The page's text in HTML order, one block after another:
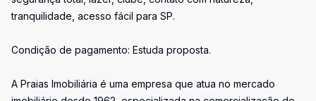
tranquilidade, acesso fácil para SP.
Condição de pagamento: Estuda proposta.
A Praias Imobiliária é uma empresa que atua no mercado